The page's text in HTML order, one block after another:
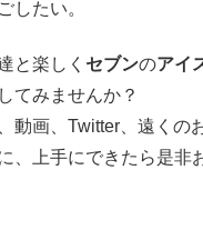
したい。
と楽しく セブンのアイ
てみませんか？
動画、Twitter、遠くの
、上手にできたら是非